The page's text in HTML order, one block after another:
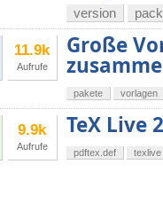
version
11.9k
Aufrufe
Große
pakete vorlagen
9.9k
Aufrufe
TeX Live
pdftex.def texlive